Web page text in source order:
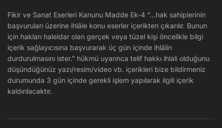
Fikir ve Sanat Eserleri Kanunu Madde Ek-4 “…hak sahiplerinin
başvuruları üzerine ihlâle konu eserler içerikten çıkarılır. Bunun
için hakları haleldar olan gerçek veya tüzel kişi öncelikle bilgi
içerik sağlayıcısına başvurarak üç gün içinde ihlâlin
durdurulmasını ister.” hükmü uyarınca telif hakkı ihlali olduğunu
düşündüğünüz yazı/resim/video vb. içerikleri bize bildirmeniz
durumunda 3 gün içinde gerekli işlem yapılarak ilgili içerik
kaldırılacaktır.